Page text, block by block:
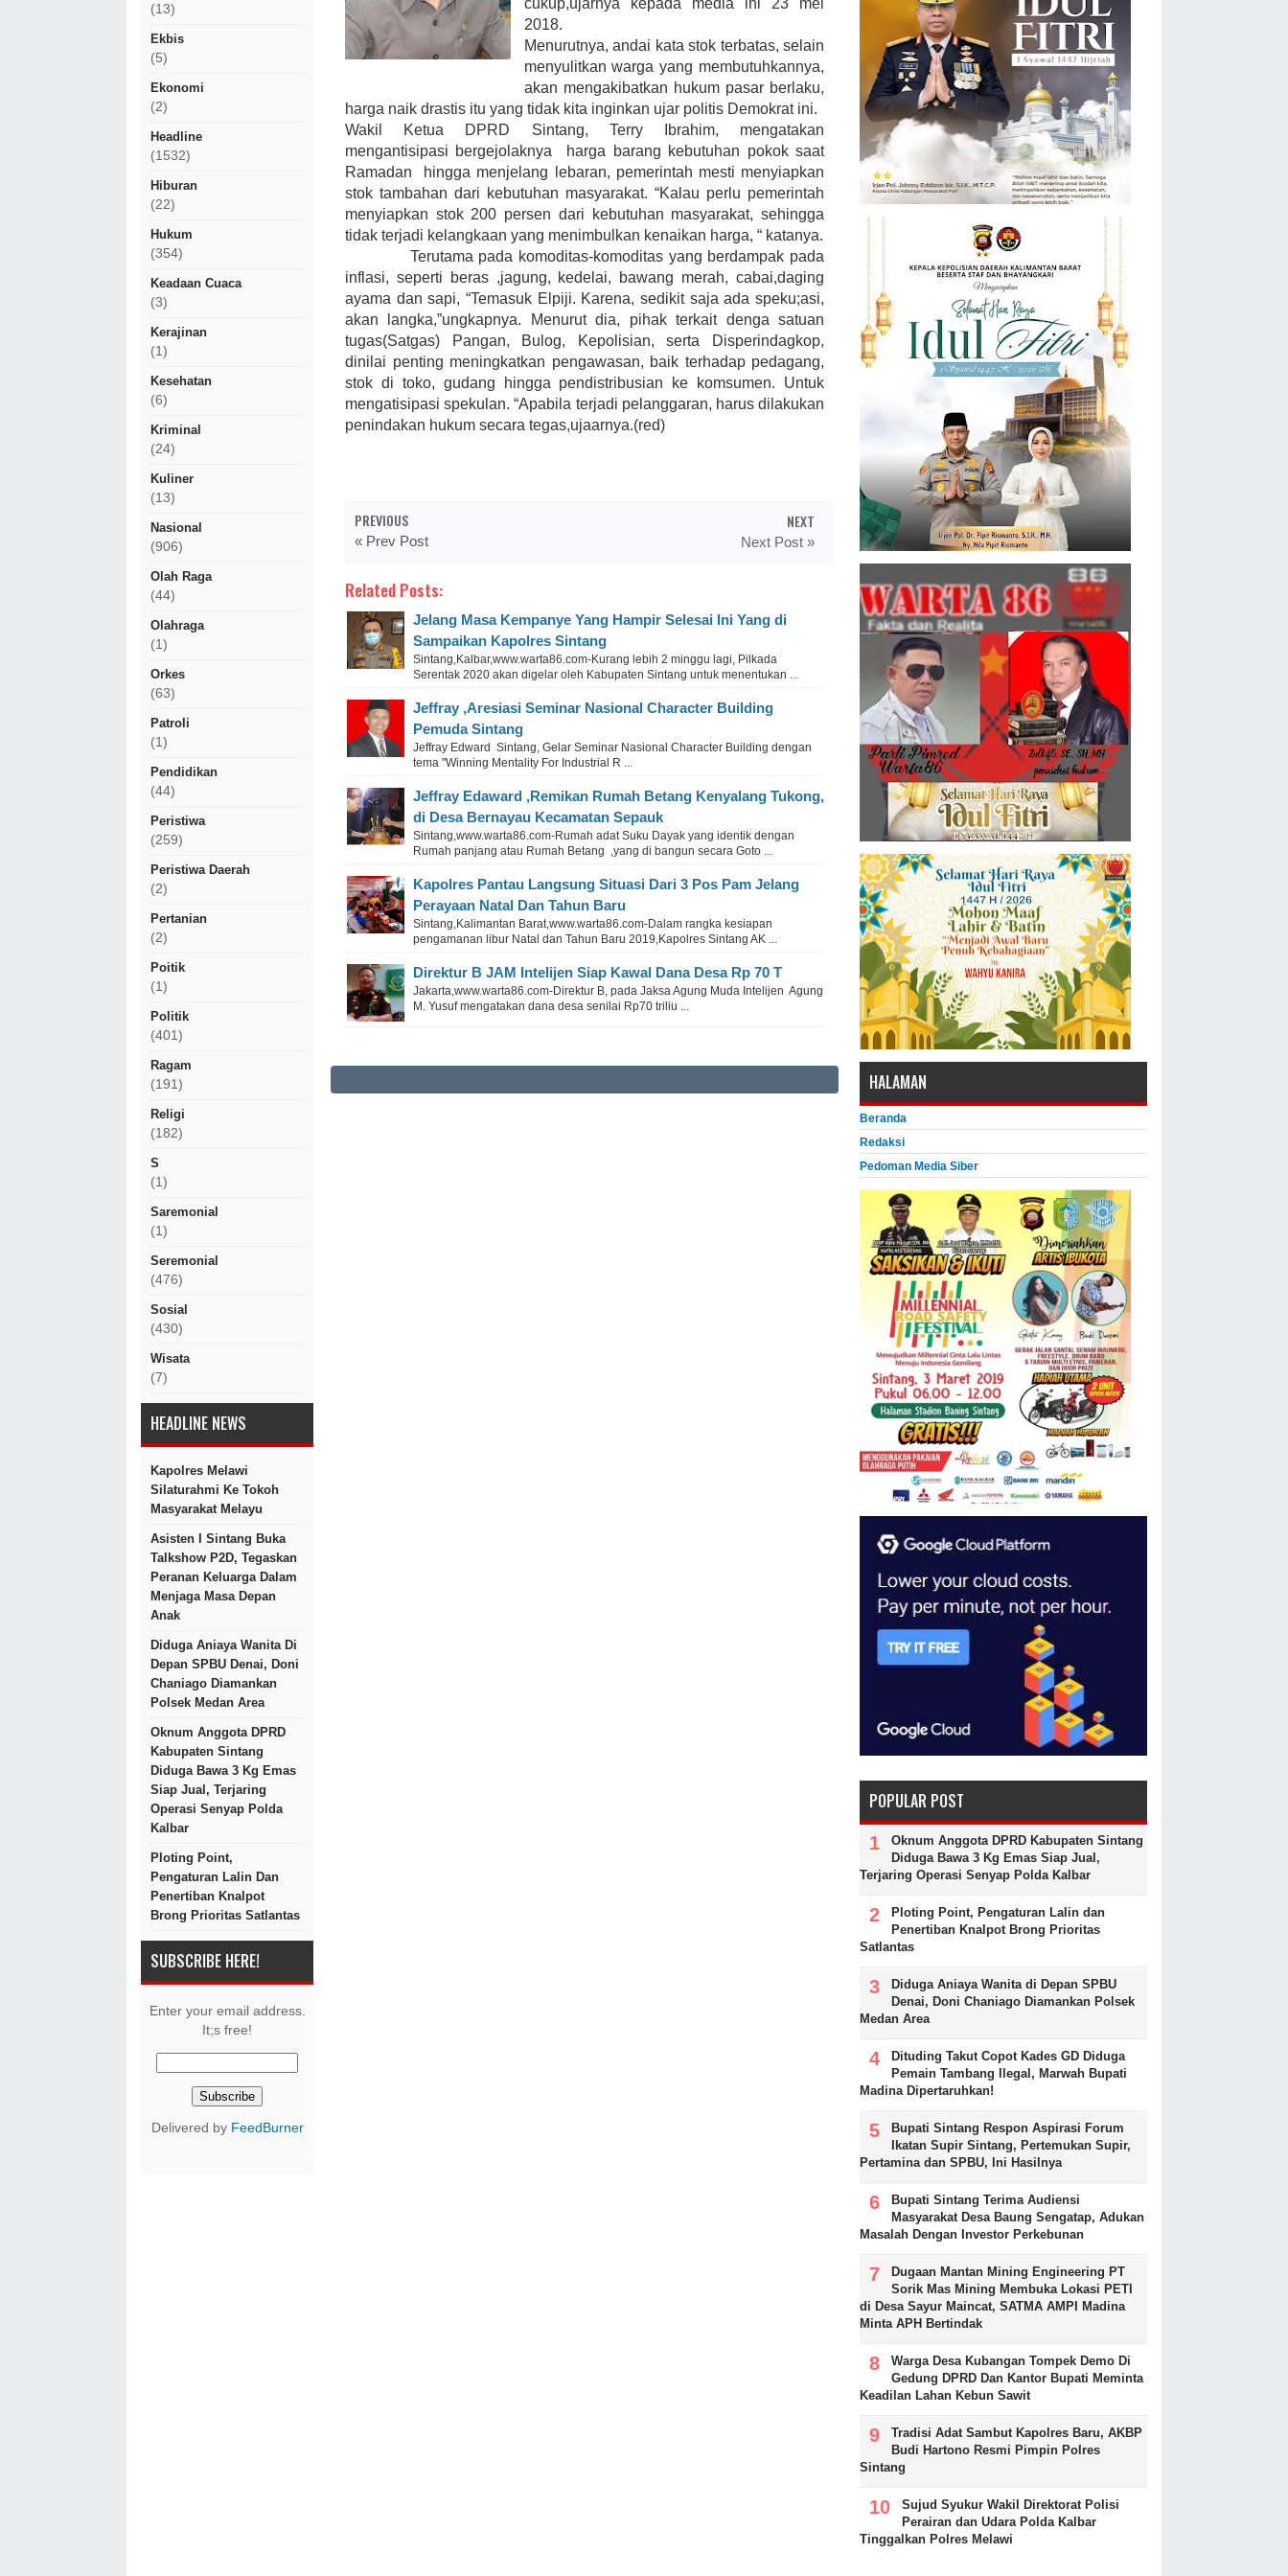
(13)
Ekbis
(5)
Ekonomi
(2)
Headline
(1532)
Hiburan
(22)
Hukum
(354)
Keadaan Cuaca
(3)
Kerajinan
(1)
Kesehatan
(6)
Kriminal
(24)
Kuliner
(13)
Nasional
(906)
Olah Raga
(44)
Olahraga
(1)
Orkes
(63)
Patroli
(1)
Pendidikan
(44)
Peristiwa
(259)
Peristiwa Daerah
(2)
Pertanian
(2)
Poitik
(1)
Politik
(401)
Ragam
(191)
Religi
(182)
S
(1)
Saremonial
(1)
Seremonial
(476)
Sosial
(430)
Wisata
(7)
HEADLINE NEWS
Kapolres Melawi
Silaturahmi Ke Tokoh
Masyarakat Melayu
Asisten I Sintang Buka
Talkshow P2D, Tegaskan
Peranan Keluarga Dalam
Menjaga Masa Depan
Anak
Diduga Aniaya Wanita Di
Depan SPBU Denai, Doni
Chaniago Diamankan
Polsek Medan Area
Oknum Anggota DPRD
Kabupaten Sintang
Diduga Bawa 3 Kg Emas
Siap Jual, Terjaring
Operasi Senyap Polda
Kalbar
Ploting Point,
Pengaturan Lalin Dan
Penertiban Knalpot
Brong Prioritas Satlantas
SUBSCRIBE HERE!
Enter your email address.
It;s free!
Delivered by FeedBurner
cukup,ujarnya kepada media ini 23 mei
2018.
Menurutnya, andai kata stok terbatas, selain
menyulitkan warga yang membutuhkannya,
akan mengakibatkan hukum pasar berlaku,
harga naik drastis itu yang tidak kita inginkan ujar politis Demokrat ini.
Wakil Ketua DPRD Sintang, Terry Ibrahim, mengatakan
mengantisipasi bergejolaknya
harga barang kebutuhan pokok saat
Ramadan
hingga menjelang lebaran, pemerintah mesti menyiapkan
stok tambahan dari kebutuhan masyarakat. “Kalau perlu pemerintah
menyiapkan stok 200 persen dari kebutuhan masyarakat, sehingga
tidak terjadi kelangkaan yang menimbulkan kenaikan harga, “ katanya.
Terutama pada komoditas-komoditas yang berdampak pada
inflasi, seperti beras ,jagung, kedelai, bawang merah, cabai,daging
ayama dan sapi, “Temasuk Elpiji. Karena, sedikit saja ada speku;asi,
akan langka,”ungkapnya. Menurut dia, pihak terkait denga satuan
tugas(Satgas) Pangan, Bulog, Kepolisian, serta Disperindagkop,
dinilai penting meningkatkan pengawasan, baik terhadap pedagang,
stok di toko, gudang hingga pendistribusian ke komsumen. Untuk
mengatisipasi spekulan. “Apabila terjadi pelanggaran, harus dilakukan
penindakan hukum secara tegas,ujaarnya.(red)
PREVIOUS
« Prev Post
NEXT
Next Post »
Related Posts:
Jelang Masa Kempanye Yang Hampir Selesai Ini Yang di
Sampaikan Kapolres Sintang
Sintang,Kalbar,www.warta86.com-Kurang lebih 2 minggu lagi, Pilkada
Serentak 2020 akan digelar oleh Kabupaten Sintang untuk menentukan ...
Jeffray ,Aresiasi Seminar Nasional Character Building
Pemuda Sintang
Jeffray Edward Sintang, Gelar Seminar Nasional Character Building dengan
tema "Winning Mentality For Industrial R ...
Jeffray Edaward ,Remikan Rumah Betang Kenyalang Tukong,
di Desa Bernayau Kecamatan Sepauk
Sintang,www.warta86.com-Rumah adat Suku Dayak yang identik dengan
Rumah panjang atau Rumah Betang ,yang di bangun secara Goto ...
Kapolres Pantau Langsung Situasi Dari 3 Pos Pam Jelang
Perayaan Natal Dan Tahun Baru
Sintang,Kalimantan Barat,www.warta86.com-Dalam rangka kesiapan
pengamanan libur Natal dan Tahun Baru 2019,Kapolres Sintang AK ...
Direktur B JAM Intelijen Siap Kawal Dana Desa Rp 70 T
Jakarta,www.warta86.com-Direktur B, pada Jaksa Agung Muda Intelijen Agung
M. Yusuf mengatakan dana desa senilai Rp70 triliu ...
HALAMAN
Beranda
Redaksi
Pedoman Media Siber
POPULAR POST
Oknum Anggota DPRD Kabupaten Sintang
Diduga Bawa 3 Kg Emas Siap Jual,
Terjaring Operasi Senyap Polda Kalbar
Ploting Point, Pengaturan Lalin dan
Penertiban Knalpot Brong Prioritas
Satlantas
Diduga Aniaya Wanita di Depan SPBU
Denai, Doni Chaniago Diamankan Polsek
Medan Area
Dituding Takut Copot Kades GD Diduga
Pemain Tambang Ilegal, Marwah Bupati
Madina Dipertaruhkan!
Bupati Sintang Respon Aspirasi Forum
Ikatan Supir Sintang, Pertemukan Supir,
Pertamina dan SPBU, Ini Hasilnya
Bupati Sintang Terima Audiensi
Masyarakat Desa Baung Sengatap, Adukan
Masalah Dengan Investor Perkebunan
Dugaan Mantan Mining Engineering PT
Sorik Mas Mining Membuka Lokasi PETI
di Desa Sayur Maincat, SATMA AMPI Madina
Minta APH Bertindak
Warga Desa Kubangan Tompek Demo Di
Gedung DPRD Dan Kantor Bupati Meminta
Keadilan Lahan Kebun Sawit
Tradisi Adat Sambut Kapolres Baru, AKBP
Budi Hartono Resmi Pimpin Polres
Sintang
Sujud Syukur Wakil Direktorat Polisi
Perairan dan Udara Polda Kalbar
Tinggalkan Polres Melawi